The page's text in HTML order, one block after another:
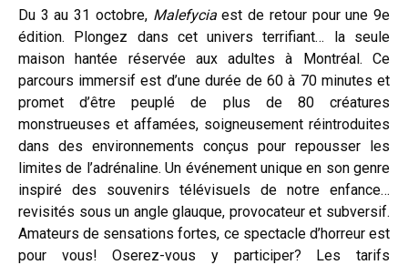
Du 3 au 31 octobre, Malefyciaest de retour pour une 9e
édition. Plongez dans cet univers terrifiant… la seule
maison hantée réservée aux adultes à Montréal. Ce
parcours immersif est d’une durée de 60 à 70 minutes et
promet d’être peuplé de plus de 80 créatures
monstrueuses et affamées, soigneusement réintroduites
dans des environnements conçus pour repousser les
limites de l’adrénaline. Un événement unique en son genre
inspiré des souvenirs télévisuels de notre enfance…
revisités sous un angle glauque, provocateur et subversif.
Amateurs de sensations fortes, ce spectacle d’horreur est
pour vous! Oserez-vous y participer? Les tarifs